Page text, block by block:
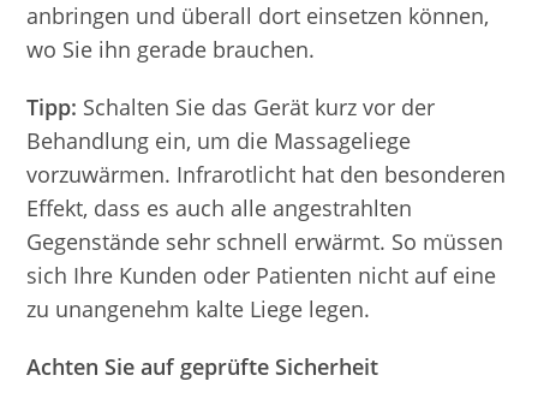
anbringen und überall dort einsetzen können,
wo Sie ihn gerade brauchen.
Tipp: Schalten Sie das Gerät kurz vor der
Behandlung ein, um die Massageliege
vorzuwärmen. Infrarotlicht hat den besonderen
Effekt, dass es auch alle angestrahlten
Gegenstände sehr schnell erwärmt. So müssen
sich Ihre Kunden oder Patienten nicht auf eine
zu unangenehm kalte Liege legen.
Achten Sie auf geprüfte Sicherheit